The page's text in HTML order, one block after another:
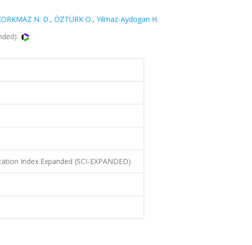
N. D., ÖZTÜRK O., Yilmaz-Aydogan H.
Index Expanded (SCI-EXPANDED)